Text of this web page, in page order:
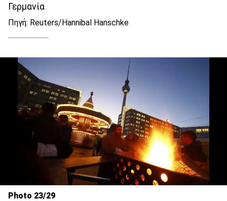
Γερμανία
Πηγή: Reuters/Hannibal Hanschke
Photo 23/29